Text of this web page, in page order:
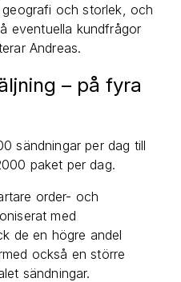
och storlek, och
eventuella kundfrågor
Andreas.
– på fyra
sändningar per dag till
paket per dag.
order- och
med
de en högre andel
också en större
sändningar.